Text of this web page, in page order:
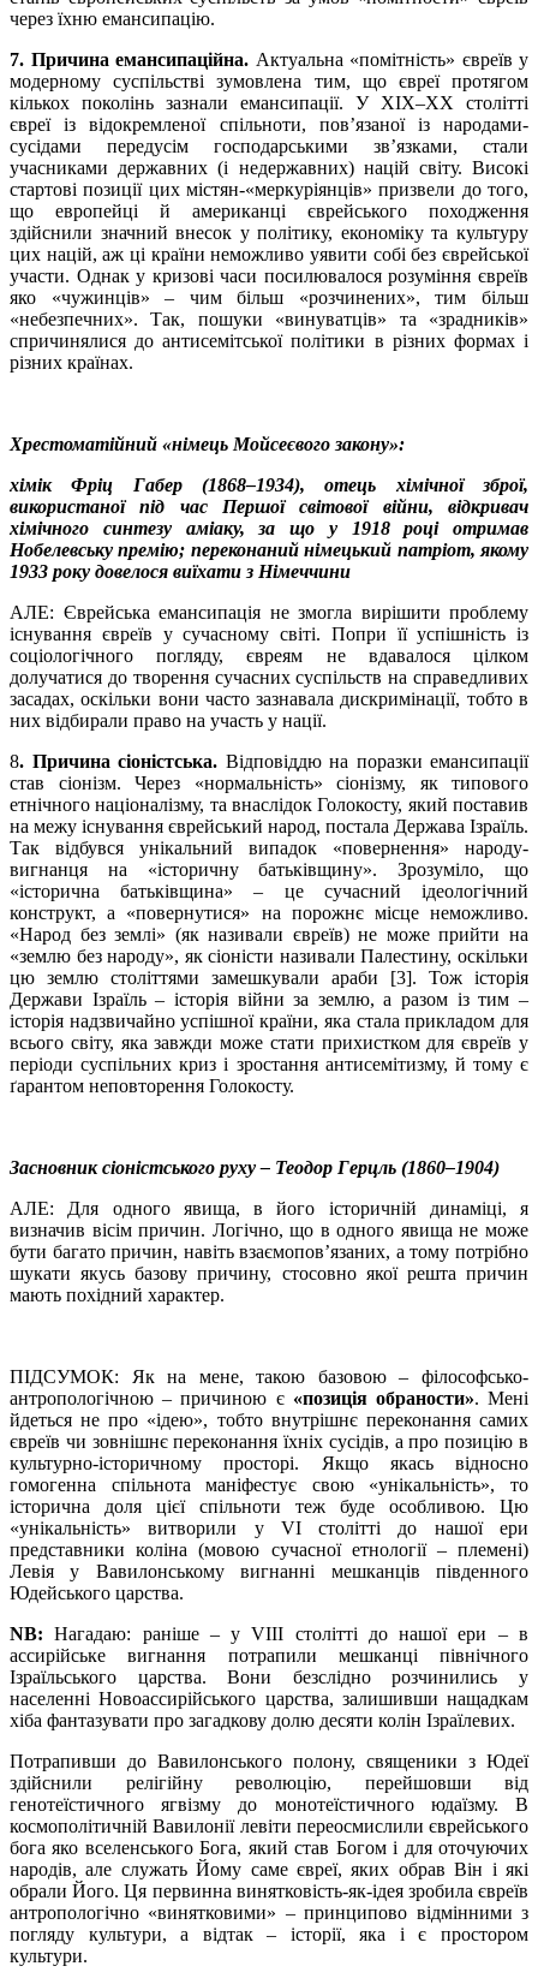
через їхню емансипацію.
7. Причина емансипаційна. Актуальна «помітність» євреїв у
модерному суспільстві зумовлена тим, що євреї протягом
кількох поколінь зазнали емансипації. У ХІХ–ХХ столітті
євреї із відокремленої спільноти, пов’язаної із народами-
сусідами передусім господарськими зв’язками, стали
учасниками державних (і недержавних) націй світу. Високі
стартові позиції цих містян-«меркуріянців» призвели до того,
що европейці й американці єврейського походження
здійснили значний внесок у політику, економіку та культуру
цих націй, аж ці країни неможливо уявити собі без єврейської
участи. Однак у кризові часи посилювалося розуміння євреїв
яко «чужинців» – чим більш «розчинених», тим більш
«небезпечних». Так, пошуки «винуватців» та «зрадників»
спричинялися до антисемітської політики в різних формах і
різних країнах.
Хрестоматійний «німець Мойсеєвого закону»:
хімік Фріц Габер (1868–1934), отець хімічної зброї,
використаної під час Першої світової війни, відкривач
хімічного синтезу аміаку, за що у 1918 році отримав
Нобелевську премію; переконаний німецький патріот, якому
1933 року довелося виїхати з Німеччини
АЛЕ: Єврейська емансипація не змогла вирішити проблему
існування євреїв у сучасному світі. Попри її успішність із
соціологічного погляду, євреям не вдавалося цілком
долучатися до творення сучасних суспільств на справедливих
засадах, оскільки вони часто зазнавала дискримінації, тобто в
них відбирали право на участь у нації.
8. Причина сіоністська. Відповіддю на поразки емансипації
став сіонізм. Через «нормальність» сіонізму, як типового
етнічного націоналізму, та внаслідок Голокосту, який поставив
на межу існування єврейський народ, постала Держава Ізраїль.
Так відбувся унікальний випадок «повернення» народу-
вигнанця на «історичну батьківщину». Зрозуміло, що
«історична батьківщина» – це сучасний ідеологічний
конструкт, а «повернутися» на порожнє місце неможливо.
«Народ без землі» (як називали євреїв) не може прийти на
«землю без народу», як сіоністи називали Палестину, оскільки
цю землю століттями замешкували араби [3]. Тож історія
Держави Ізраїль – історія війни за землю, а разом із тим –
історія надзвичайно успішної країни, яка стала прикладом для
всього світу, яка завжди може стати прихистком для євреїв у
періоди суспільних криз і зростання антисемітизму, й тому є
ґарантом неповторення Голокосту.
Засновник сіоністського руху – Теодор Герцль (1860–1904)
АЛЕ: Для одного явища, в його історичній динаміці, я
визначив вісім причин. Логічно, що в одного явища не може
бути багато причин, навіть взаємопов’язаних, а тому потрібно
шукати якусь базову причину, стосовно якої решта причин
мають похідний характер.
ПІДСУМОК: Як на мене, такою базовою – філософсько-
антропологічною – причиною є «позиція обраности». Мені
йдеться не про «ідею», тобто внутрішнє переконання самих
євреїв чи зовнішнє переконання їхніх сусідів, а про позицію в
культурно-історичному просторі. Якщо якась відносно
гомогенна спільнота маніфестує свою «унікальність», то
історична доля цієї спільноти теж буде особливою. Цю
«унікальність» витворили у VI столітті до нашої ери
представники коліна (мовою сучасної етнології – племені)
Левія у Вавилонському вигнанні мешканців південного
Юдейського царства.
NB: Нагадаю: раніше – у VIII столітті до нашої ери – в
ассирійське вигнання потрапили мешканці північного
Ізраїльського царства. Вони безслідно розчинились у
населенні Новоассирійського царства, залишивши нащадкам
хіба фантазувати про загадкову долю десяти колін Ізраїлевих.
Потрапивши до Вавилонського полону, священики з Юдеї
здійснили релігійну революцію, перейшовши від
генотеїстичного ягвізму до монотеїстичного юдаїзму. В
космополітичній Вавилонії левіти переосмислили єврейського
бога яко вселенського Бога, який став Богом і для оточуючих
народів, але служать Йому саме євреї, яких обрав Він і які
обрали Його. Ця первинна винятковість-як-ідея зробила євреїв
антропологічно «винятковими» – принципово відмінними з
погляду культури, а відтак – історії, яка і є простором
культури.